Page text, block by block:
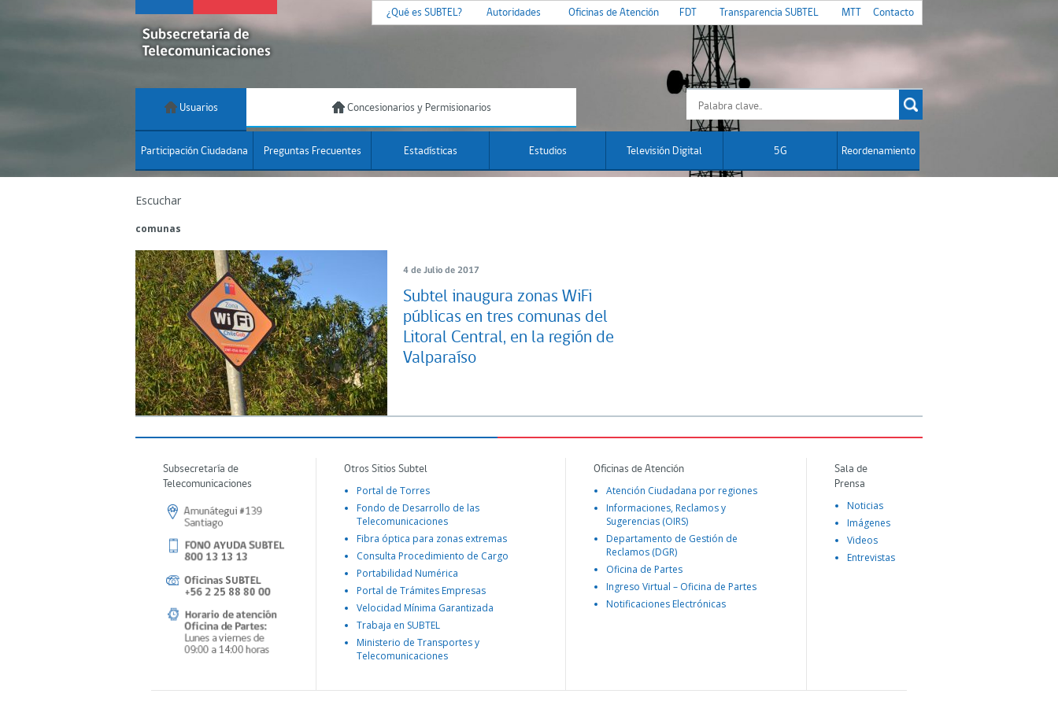
¿Qué es SUBTEL? Autoridades Oficinas de Atención FDT Transparencia SUBTEL MTT Contacto
Usuarios Concesionarios y Permisionarios
Participación Ciudadana Preguntas Frecuentes Estadísticas Estudios Televisión Digital 5G Reordenamiento
Escuchar
comunas
4 de Julio de 2017
Subtel inaugura zonas WiFi
públicas en tres comunas del
Litoral Central, en la región de
Valparaíso
Subsecretaría de
Telecomunicaciones
Otros Sitios Subtel
Portal de Torres
Fondo de Desarrollo de las
Telecomunicaciones
Fibra óptica para zonas extremas
Consulta Procedimiento de Cargo
Portabilidad Numérica
Portal de Trámites Empresas
Velocidad Mínima Garantizada
Trabaja en SUBTEL
Ministerio de Transportes y
Telecomunicaciones
Oficinas de Atención
Atención Ciudadana por regiones
Informaciones, Reclamos y
Sugerencias (OIRS)
Departamento de Gestión de
Reclamos (DGR)
Oficina de Partes
Ingreso Virtual – Oficina de Partes
Notificaciones Electrónicas
Sala de
Prensa
Noticias
Imágenes
Videos
Entrevistas